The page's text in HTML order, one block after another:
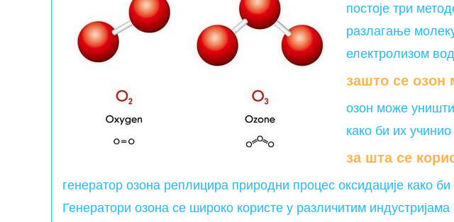
постоје три
разлагање
електролизом
зашто се озон
озон може
како би их
за шта се
генератор озона реплицира природни процес оксидације како
Генератори озона се широко користе у различитим